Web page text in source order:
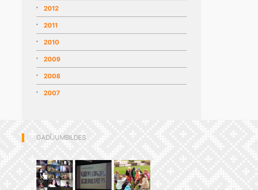
2012
2011
2010
2009
2008
2007
GADĪJUMBILDES